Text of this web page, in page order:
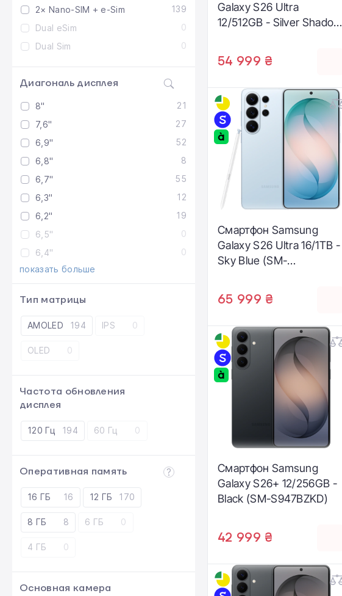
2× Nano-SIM + e-Sim
139
Dual eSim
0
Dual Sim
0
Диагональ дисплея
8"
21
7,6"
27
6,9"
52
6,8"
8
6,7"
55
6,3"
12
6,2"
19
6,5"
0
6,4"
0
показать больше
Тип матрицы
AMOLED 194 IPS 0
OLED 0
Частота обновления
дисплея
120 Гц 194 60 Гц 0
Оперативная память
16 ГБ 16 12 ГБ 170
8 ГБ 8 6 ГБ 0
4 ГБ 0
Основная камера
Galaxy S26 Ultra
12/512GB - Silver Shadow
54 999 ₴
Смартфон Samsung
Galaxy S26 Ultra 16/1TB -
Sky Blue (SM-
65 999 ₴
Смартфон Samsung
Galaxy S26+ 12/256GB -
Black (SM-S947BZKD)
42 999 ₴